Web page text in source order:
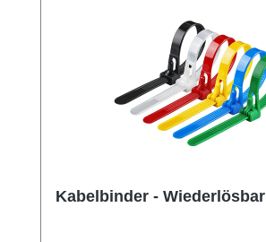
Kabelbinder - Wiederlösbar